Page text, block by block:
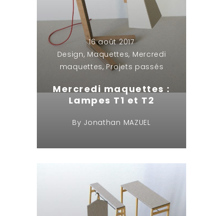
16 août 2017
Design, Maquettes, Mercredi
maquettes,Projets passés
Mercredi maquettes :
Lampes T1 et T2
By Jonathan MAZUEL